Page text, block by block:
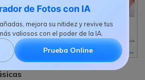
de Fotos con IA
mejora su nitidez y revive tus
valiosos con el poder de la IA.
Prueba Online